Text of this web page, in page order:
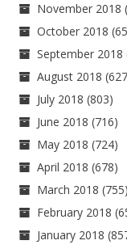
November 2018
October 2018
September 2018
August 2018
July 2018 (803)
June 2018 (716)
May 2018 (724)
April 2018 (678)
March 2018 (755)
February 2018
January 2018